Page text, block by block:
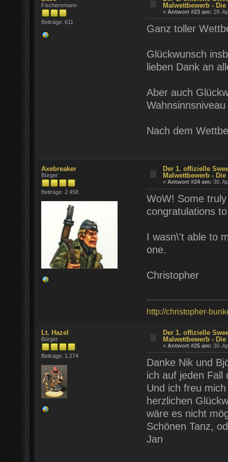
Fischersmann
Beiträge: 611
Malwettbewerb -
«Antwort #23 am: 29.
Ganz toller
Glückwunsch
lieben Dank an
Aber auch
Nach dem
Axebreaker
Bürger
Beiträge: 2.458
Der 1. offizielle
Malwettbewerb -
«Antwort #24 am: 30.
WoW! Some
congratulations
I wasn\'t able to
one.
Christopher
http://christopher-
Lt. Hazel
Bürger
Beiträge: 1.274
Der 1. offizielle
Malwettbewerb -
«Antwort #25 am: 30.
Danke Nik und
ich auf jeden Fall
Und ich freu
herzlichen
wäre es nicht
Schönen Tanz,
Jan